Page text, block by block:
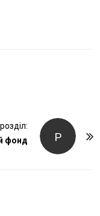
Р
фонд